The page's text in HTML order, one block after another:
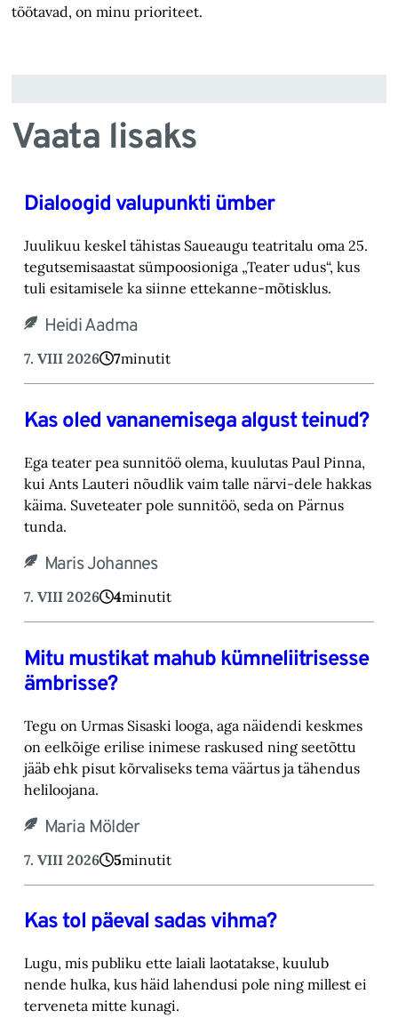
töötavad, on minu prioriteet.
Vaata lisaks
Dialoogid valupunkti ümber
Juulikuu keskel tähistas Saueaugu teatritalu oma 25.
tegutsemisaastat sümpoosioniga „Teater ‎udus“, kus
tuli esitamisele ka siinne ettekanne-mõtisklus.‎
Heidi Aadma
7. VIII 2026 7minutit
Kas oled vananemisega algust teinud?
Ega teater pea sunnitöö olema, kuulutas Paul Pinna,
kui Ants Lauteri nõudlik vaim talle närvi-‎dele hakkas
käima. Suveteater pole sunnitöö, seda on Pärnus
tunda.‎
Maris Johannes
7. VIII 2026 4minutit
Mitu mustikat mahub kümneliitrisesse
ämbrisse?
Tegu on Urmas Sisaski looga, aga näidendi keskmes
on eelkõige erilise inimese raskused ning ‎seetõttu
jääb ehk pisut kõrvaliseks tema väärtus ja tähendus
heliloojana.‎
Maria Mölder
7. VIII 2026 5minutit
Kas tol päeval sadas vihma?
Lugu, mis publiku ette laiali laotatakse, kuulub
nende hulka, kus häid lahendusi pole ning millest ei
terveneta mitte kunagi.